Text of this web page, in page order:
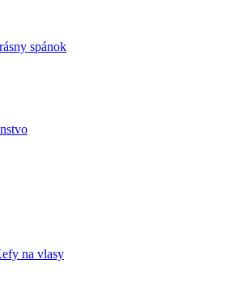
na vlasy
spánok